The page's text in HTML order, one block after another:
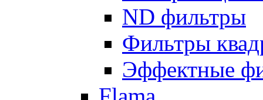
ND фильтры
Фильтры
Эффектные